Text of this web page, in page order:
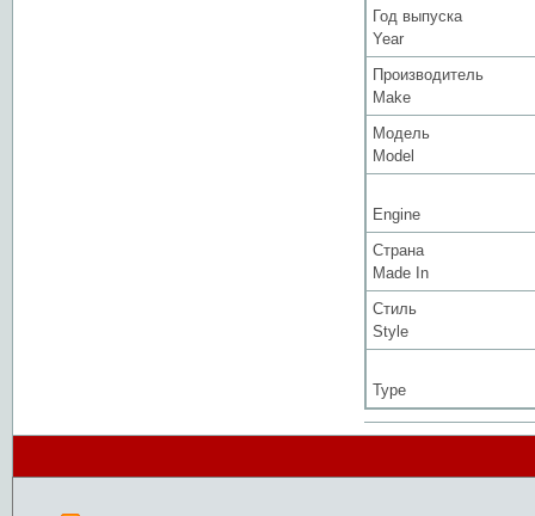
Год выпуска
Year
Производитель
Make
Модель
Model
Engine
Страна
Made In
Стиль
Style
Type